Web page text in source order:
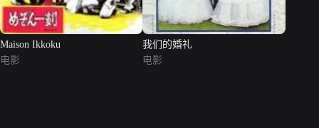
Maison Ikkoku
电影
我们的婚礼
电影